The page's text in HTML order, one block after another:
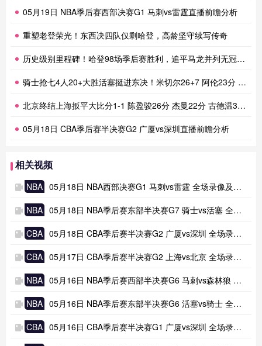
05月19日 NBA季后赛西部决赛G1 马刺vs雷霆直播前瞻分析
重塑老登荣光！东西决四队仅剩哈登，高龄坚守续写传奇
历史级别里程碑！哈登98场季后赛胜利，追平马龙并列无冠球员历史第一
骑士抢七4人20+大胜活塞挺进东决！米切尔26+7 阿伦23分 梅里尔23分 詹金斯17分
北京终结上海扳平大比分1-1 陈盈骏26分 杰曼22分 古德温32分
05月18日 CBA季后赛半决赛G2 广厦vs深圳直播前瞻分析
相关视频
NBA 05月18日 NBA西部决赛G1 马刺vs雷霆 全场录像及集锦
NBA 05月18日 NBA季后赛东部半决赛G7 骑士vs活塞 全场录像及集锦
CBA 05月18日 CBA季后赛半决赛G2 广厦vs深圳 全场录像及集锦
CBA 05月17日 CBA季后赛半决赛G2 上海vs北京 全场录像及集锦
NBA 05月16日 NBA季后赛西部半决赛G6 马刺vs森林狼 全场录像及集锦
NBA 05月16日 NBA季后赛东部半决赛G6 活塞vs骑士 全场录像及集锦
CBA 05月16日 CBA季后赛半决赛G1 广厦vs深圳 全场录像及集锦